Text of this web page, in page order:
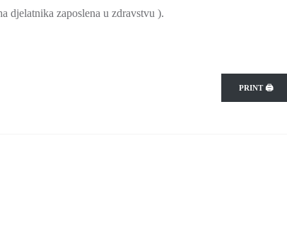
djelatnika zaposlena u zdravstvu ).
PRINT 🖨